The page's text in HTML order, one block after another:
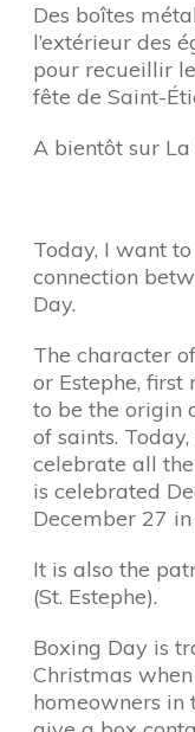
Des boîtes
l’extérieur des
pour recueillir
fête de Saint-
A bientôt sur La
Today, I want
connection
Day.
The character
or Estephe,
to be the origin
of saints.
celebrate all
is celebrated
December 27 in
It is also the
(St. Estephe).
Boxing Day is
Christmas
homeowners in